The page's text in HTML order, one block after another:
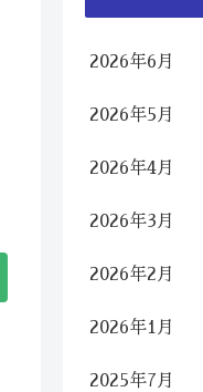
2026年6月
2026年5月
2026年4月
2026年3月
2026年2月
2026年1月
2025年7月